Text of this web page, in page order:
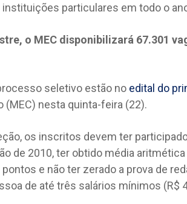
particulares em todo o
o MEC disponibilizará 67.301
seletivo estão no edital do
(MEC) nesta quinta-feira (22).
os inscritos devem ter
de 2010, ter obtido média
e não ter zerado a prova de
de até três salários mínimos (R$